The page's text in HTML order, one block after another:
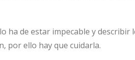
ha de estar impecable y describir
por ello hay que cuidarla.